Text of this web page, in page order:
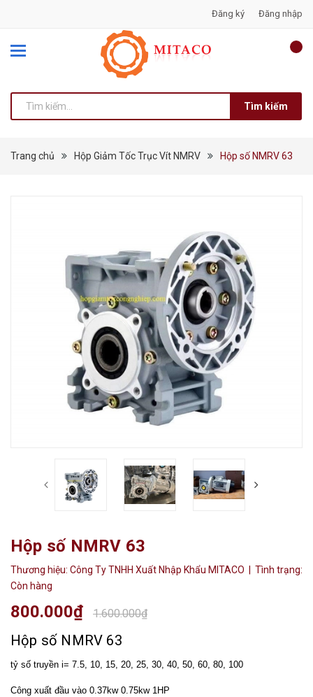
Đăng ký Đăng nhập
Tìm kiếm
Trang chủ Hộp Giảm Tốc Trục Vít NMRV Hộp số NMRV 63
Hộp số NMRV 63
Thương hiệu: Công Ty TNHH Xuất Nhập Khẩu MITACO
| Tình trạng:
Còn hàng
800.000₫ 1.600.000₫
Hộp số NMRV 63
tỷ số truyền i= 7.5, 10, 15, 20, 25, 30, 40, 50, 60, 80, 100
Công xuất đầu vào 0.37kw 0.75kw 1HP